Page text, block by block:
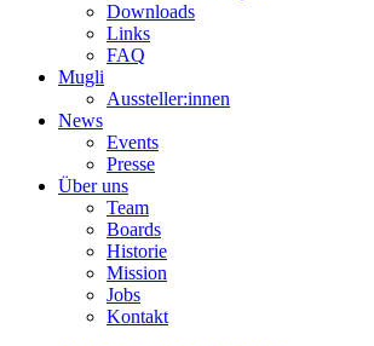
Downloads
Links
FAQ
Mugli
Aussteller:innen
News
Events
Presse
Über uns
Team
Boards
Historie
Mission
Jobs
Kontakt